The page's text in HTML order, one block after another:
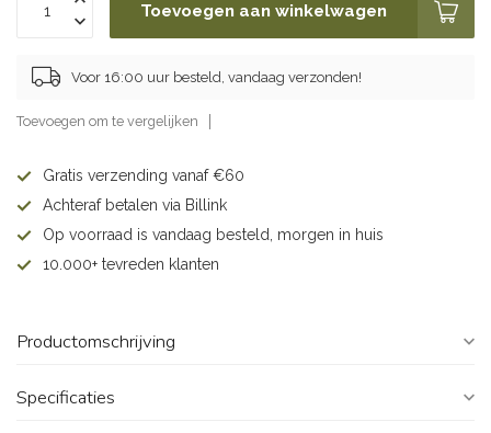
Toevoegen aan winkelwagen
Voor 16:00 uur besteld, vandaag verzonden!
Toevoegen om te vergelijken
Gratis verzending vanaf €60
Achteraf betalen via Billink
Op voorraad is vandaag besteld, morgen in huis
10.000+ tevreden klanten
Productomschrijving
Specificaties